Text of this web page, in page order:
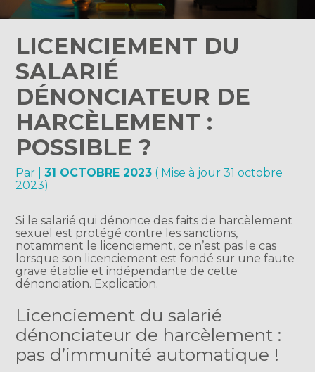
LICENCIEMENT DU
SALARIÉ
DÉNONCIATEUR DE
HARCÈLEMENT :
POSSIBLE ?
Par |31 OCTOBRE 2023 ( Mise à jour 31 octobre
2023)
Si le salarié qui dénonce des faits de harcèlement
sexuel est protégé contre les sanctions,
notamment le licenciement, ce n’est pas le cas
lorsque son licenciement est fondé sur une faute
grave établie et indépendante de cette
dénonciation. Explication.
Licenciement du salarié
dénonciateur de harcèlement :
pas d’immunité automatique !